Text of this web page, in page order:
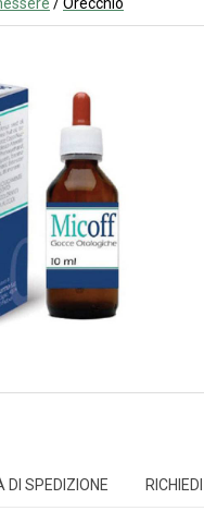
DI SPEDIZIONE